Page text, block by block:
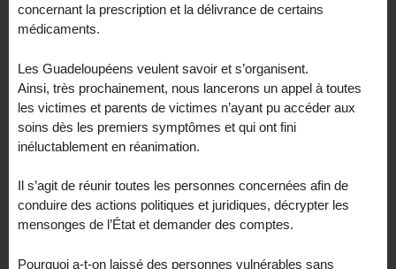
concernant la prescription et la délivrance de certains
médicaments.
Les Guadeloupéens veulent savoir et s’organisent.
Ainsi, très prochainement, nous lancerons un appel à toutes
les victimes et parents de victimes n’ayant pu accéder aux
soins dès les premiers symptômes et qui ont fini
inéluctablement en réanimation.
Il s’agit de réunir toutes les personnes concernées afin de
conduire des actions politiques et juridiques, décrypter les
mensonges de l’État et demander des comptes.
Pourquoi a-t-on laissé des personnes vulnérables sans